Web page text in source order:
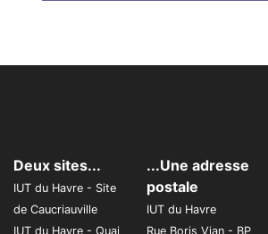
Deux sites...
IUT du Havre - Site
de Caucriauville
IUT du Havre - Quai
...Une adresse
postale
IUT du Havre
Rue Boris Vian - BP